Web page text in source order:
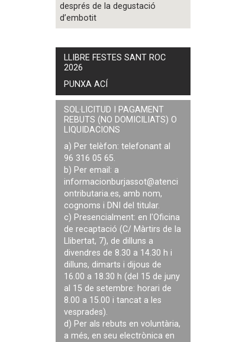
després de la degustació
d’embotit
LLIBRE FESTES SANT ROC
2026
PUNXA ACÍ
SOL·LICITUD I PAGAMENT
REBUTS (NO DOMICILIATS) O
LIQUIDACIONS
a) Per telèfon: telefonant al
96 316 05 65.
b) Per email: a
informacionburjassot@atenci
ontributaria.es, amb nom,
cognoms i DNI del titular.
c) Presencialment: en l'Oficina
de recaptació (C/ Màrtirs de la
Llibertat, 7), de dilluns a
divendres de 8.30 a 14.30 h i
dilluns, dimarts i dijous de
16.00 a 18.30 h (del 15 de juny
al 15 de setembre: horari de
8.00 a 15.00 i tancat a les
vesprades).
d) Per als rebuts en voluntària,
a més, en seu electrònica en